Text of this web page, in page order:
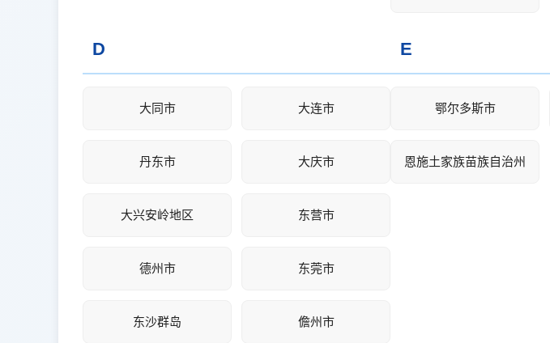
D
大同市 大连市
丹东市 大庆市
大兴安岭地区 东营市
德州市 东莞市
东沙群岛 儋州市
E
鄂尔多斯市
恩施土家族苗族自治州